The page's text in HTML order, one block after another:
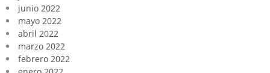
junio 2022
mayo 2022
abril 2022
marzo 2022
febrero 2022